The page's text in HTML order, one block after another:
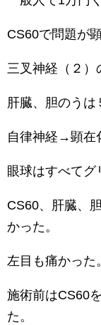
CS60で問題が顕
三叉神経（２）
肝臓、胆のうは
自律神経→顕在
眼球はすべてグ
CS60、肝臓、
かった。
左目も痛かった。
施術前はCS60
た。